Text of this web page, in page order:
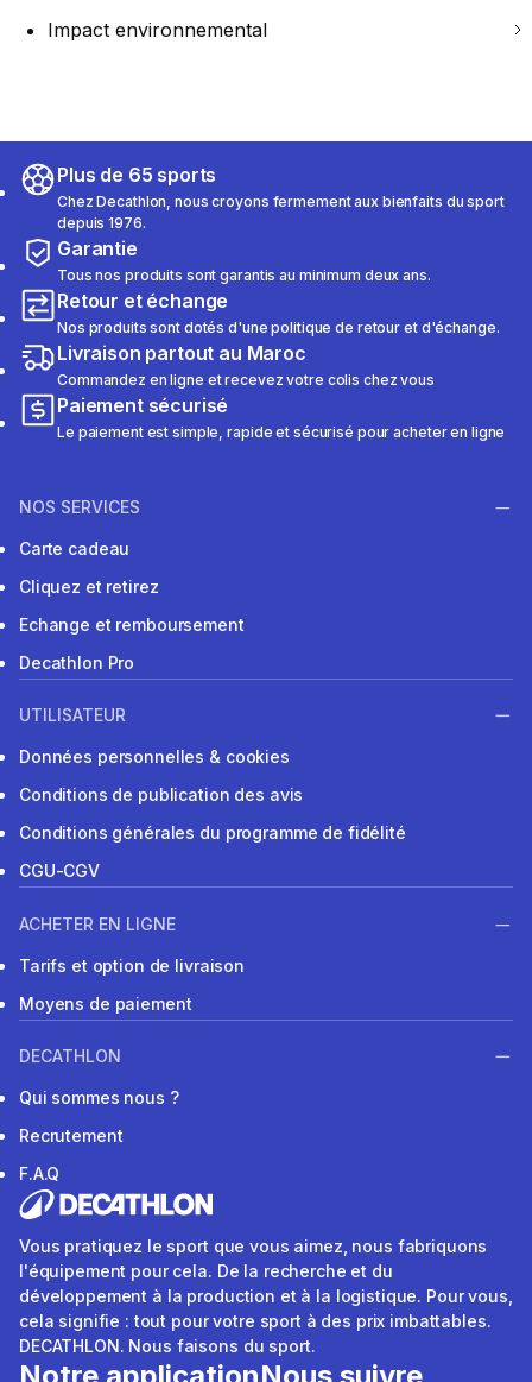
Impact environnemental
Plus de 65 sports
Chez Decathlon, nous croyons fermement aux bienfaits du sport
depuis 1976.
Garantie
Tous nos produits sont garantis au minimum deux ans.
Retour et échange
Nos produits sont dotés d'une politique de retour et d'échange.
Livraison partout au Maroc
Commandez en ligne et recevez votre colis chez vous
Paiement sécurisé
Le paiement est simple, rapide et sécurisé pour acheter en ligne
NOS SERVICES
Carte cadeau
Cliquez et retirez
Echange et remboursement
Decathlon Pro
UTILISATEUR
Données personnelles & cookies
Conditions de publication des avis
Conditions générales du programme de fidélité
CGU-CGV
ACHETER EN LIGNE
Tarifs et option de livraison
Moyens de paiement
DECATHLON
Qui sommes nous ?
Recrutement
F.A.Q
Vous pratiquez le sport que vous aimez, nous fabriquons
l'équipement pour cela. De la recherche et du
développement à la production et à la logistique. Pour vous,
cela signifie : tout pour votre sport à des prix imbattables.
DECATHLON. Nous faisons du sport.